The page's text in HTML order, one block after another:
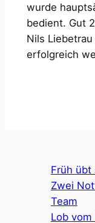
wurde
bedient. Gut
Nils
erfolgreich
Früh übt
Zwei
Team
Lob vom